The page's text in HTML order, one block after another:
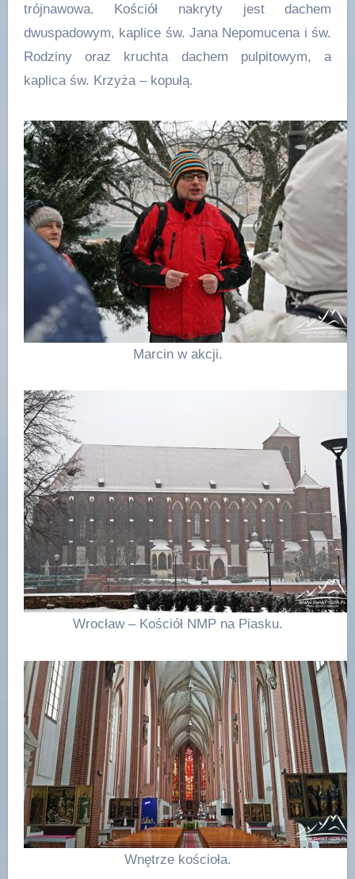
trójnawowa. Kościół nakryty jest dachem
dwuspadowym, kaplice św. Jana Nepomucena i św.
Rodziny oraz kruchta dachem pulpitowym, a
kaplica św. Krzyża – kopułą.
Marcin w akcji.
Wrocław – Kościół NMP na Piasku.
Wnętrze kościoła.